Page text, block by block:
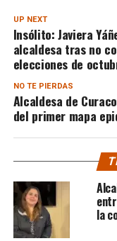
UP NEXT
Insólito: Javiera
alcaldesa tras no
elecciones de
NO TE PIERDAS
Alcaldesa de
del primer mapa
la